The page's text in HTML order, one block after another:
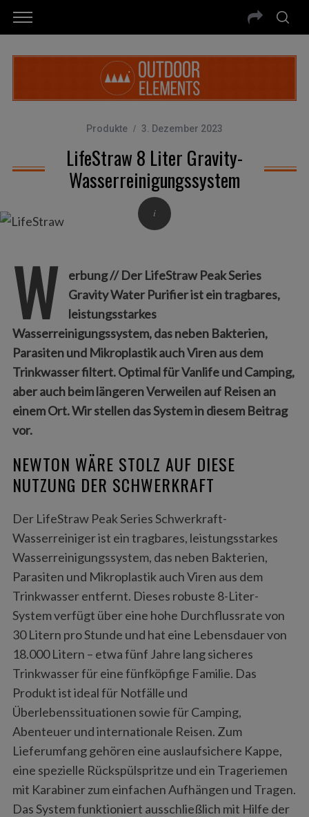
Produkte 3. Dezember 2023
LifeStraw 8 Liter Gravity-
Wasserreinigungssystem
W
erbung // Der LifeStraw Peak Series
Gravity Water Purifier ist ein tragbares,
leistungsstarkes
Wasserreinigungssystem, das neben Bakterien,
Parasiten und Mikroplastik auch Viren aus dem
Trinkwasser filtert. Optimal für Vanlife und Camping,
aber auch beim längeren Verweilen auf Reisen an
einem Ort. Wir stellen das System in diesem Beitrag
vor.
NEWTON WÄRE STOLZ AUF DIESE
NUTZUNG DER SCHWERKRAFT
Der LifeStraw Peak Series Schwerkraft-
Wasserreiniger ist ein tragbares, leistungsstarkes
Wasserreinigungssystem, das neben Bakterien,
Parasiten und Mikroplastik auch Viren aus dem
Trinkwasser entfernt. Dieses robuste 8-Liter-
System verfügt über eine hohe Durchflussrate von
30 Litern pro Stunde und hat eine Lebensdauer von
18.000 Litern – etwa fünf Jahre lang sicheres
Trinkwasser für eine fünfköpfige Familie. Das
Produkt ist ideal für Notfälle und
Überlebenssituationen sowie für Camping,
Abenteuer und internationale Reisen. Zum
Lieferumfang gehören eine auslaufsichere Kappe,
eine spezielle Rückspülspritze und ein Trageriemen
mit Karabiner zum einfachen Aufhängen und Tragen.
Das System funktioniert ausschließlich mit Hilfe der